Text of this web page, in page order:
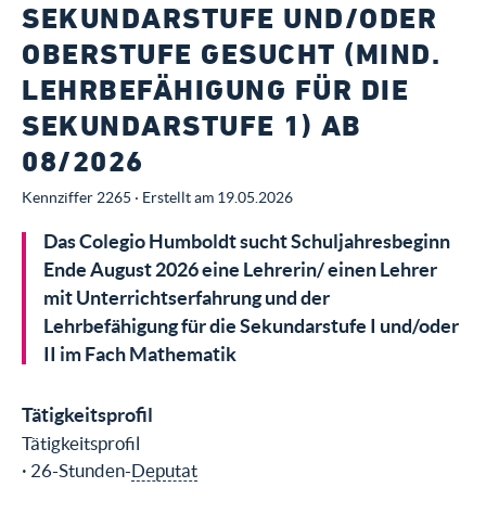
SEKUNDARSTUFE UND/ODER
OBERSTUFE GESUCHT (MIND.
LEHRBEFÄHIGUNG FÜR DIE
SEKUNDARSTUFE 1) AB
08/2026
Kennziffer 2265 · Erstellt am 19.05.2026
Das Colegio Humboldt sucht Schuljahresbeginn
Ende August 2026 eine Lehrerin/ einen Lehrer
mit Unterrichtserfahrung und der
Lehrbefähigung für die Sekundarstufe I und/oder
II im Fach Mathematik
Tätigkeitsprofil
Tätigkeitsprofil
· 26-Stunden-Deputat